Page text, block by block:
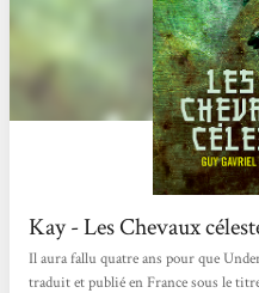
Kay - Les Chevaux
Il aura fallu quatre ans pour que
traduit et publié en France sous le